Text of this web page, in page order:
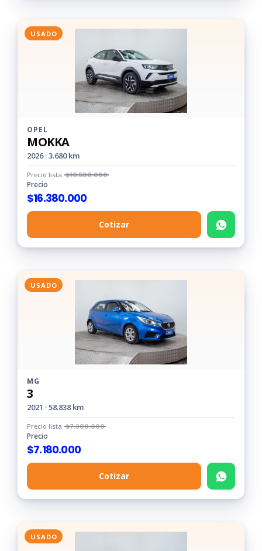
USADO
OPEL
MOKKA
2026 · 3.680 km
Precio lista $16.580.000
Precio
$16.380.000
Cotizar
USADO
MG
3
2021 · 58.838 km
Precio lista $7.380.000
Precio
$7.180.000
Cotizar
USADO